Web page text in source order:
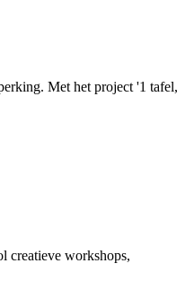
Met het project '1 tafel,
creatieve workshops,